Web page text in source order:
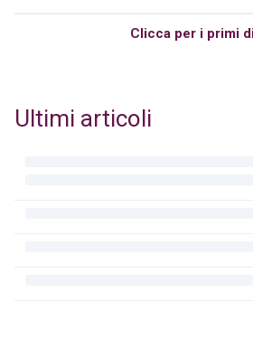
Clicca per i primi
Ultimi articoli